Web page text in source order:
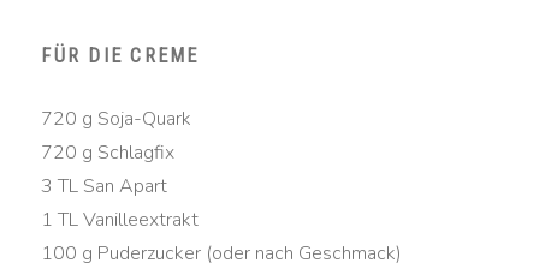
FÜR DIE CREME
720 g Soja-Quark
720 g Schlagfix
3 TL San Apart
1 TL Vanilleextrakt
100 g Puderzucker (oder nach Geschmack)